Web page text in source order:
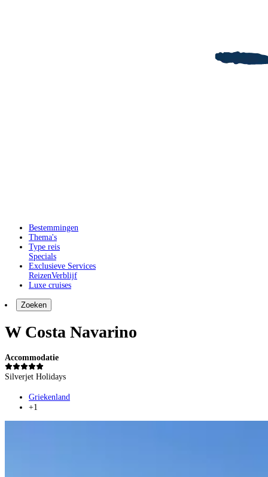
Bestemmingen
Thema's
Type reis
Specials
Exclusieve Services
ReizenVerblijf
Luxe cruises
Zoeken
W Costa Navarino
Accommodatie
Silverjet Holidays
Griekenland
+1